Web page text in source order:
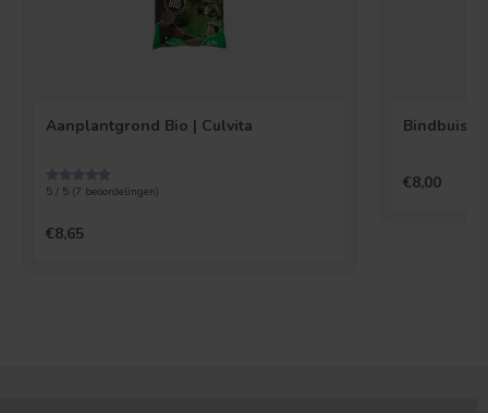
Aanplantgrond Bio | Culvita
5 / 5 (7 beoordelingen)
€8,65
€8,00